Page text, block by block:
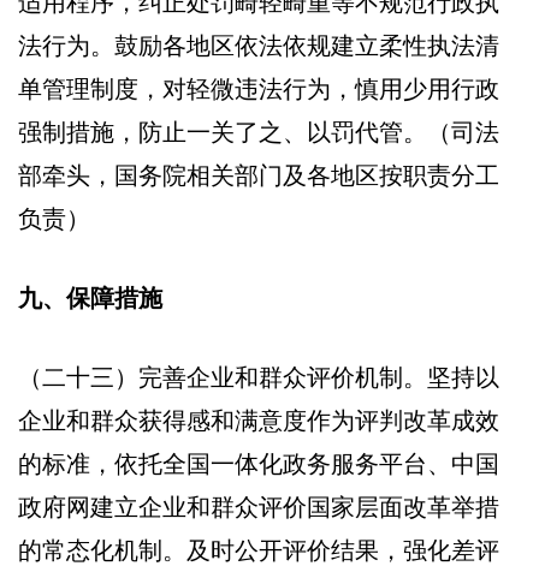
法行为。鼓励各地区依法依规建立柔性执法清
单管理制度，对轻微违法行为，慎用少用行政
强制措施，防止一关了之、以罚代管。（司法
部牵头，国务院相关部门及各地区按职责分工
负责）
九、保障措施
（二十三）完善企业和群众评价机制。坚持以
企业和群众获得感和满意度作为评判改革成效
的标准，依托全国一体化政务服务平台、中国
政府网建立企业和群众评价国家层面改革举措
的常态化机制。及时公开评价结果，强化差评